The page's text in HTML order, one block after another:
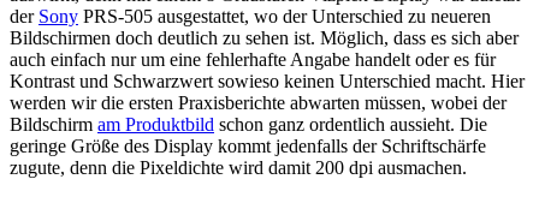
der Sony PRS-505 ausgestattet, wo der Unterschied zu neueren
Bildschirmen doch deutlich zu sehen ist. Möglich, dass es sich aber
auch einfach nur um eine fehlerhafte Angabe handelt oder es für
Kontrast und Schwarzwert sowieso keinen Unterschied macht. Hier
werden wir die ersten Praxisberichte abwarten müssen, wobei der
Bildschirm am Produktbild schon ganz ordentlich aussieht. Die
geringe Größe des Display kommt jedenfalls der Schriftschärfe
zugute, denn die Pixeldichte wird damit 200 dpi ausmachen.